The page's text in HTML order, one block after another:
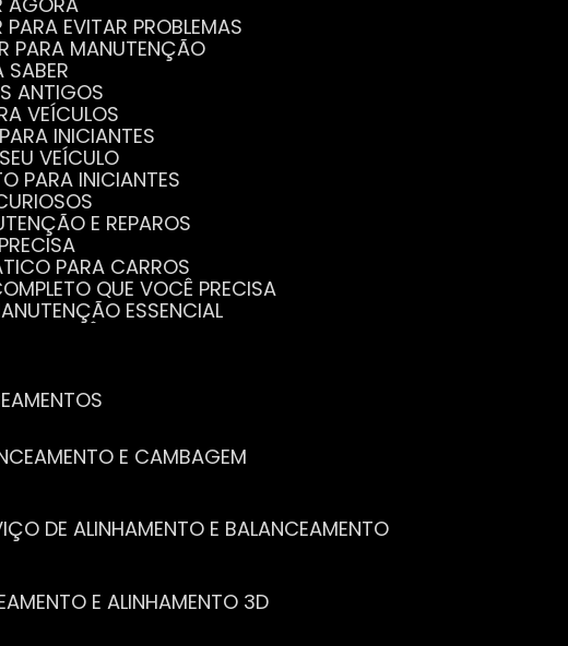
EVITAR PROBLEMAS
PARA MANUTENÇÃO
SABER
ANTIGOS
VEÍCULOS
INICIANTES
VEÍCULO
PARA INICIANTES
E REPAROS
PARA CARROS
QUE VOCÊ PRECISA
ESSENCIAL
VOCÊ PRECISA SABER
DO SEU CARRO
PRECISA SABER
DO SEU CARRO
E CAMBAGEM
DE ALINHAMENTO E BALANCEAMENTO
E ALINHAMENTO 3D